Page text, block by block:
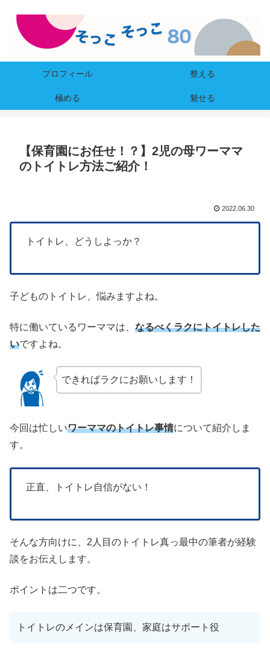
プロフィール 整える
極める 魅せる
【保育園にお任せ！？】2児の母ワーママ
のトイトレ方法ご紹介！
2022.06.30
トイトレ、どうしよっか？
子どものトイトレ、悩みますよね。
特に働いているワーママは、 なるべくラクにトイトレした
いですよね。
できればラクにお願いします！
今回は忙しいワーママのトイトレ事情について紹介しま
す。
正直、トイトレ自信がない！
そんな方向けに、2人目のトイトレ真っ最中の筆者が経験
談をお伝えします。
ポイントは二つです。
トイトレのメインは保育園、家庭はサポート役